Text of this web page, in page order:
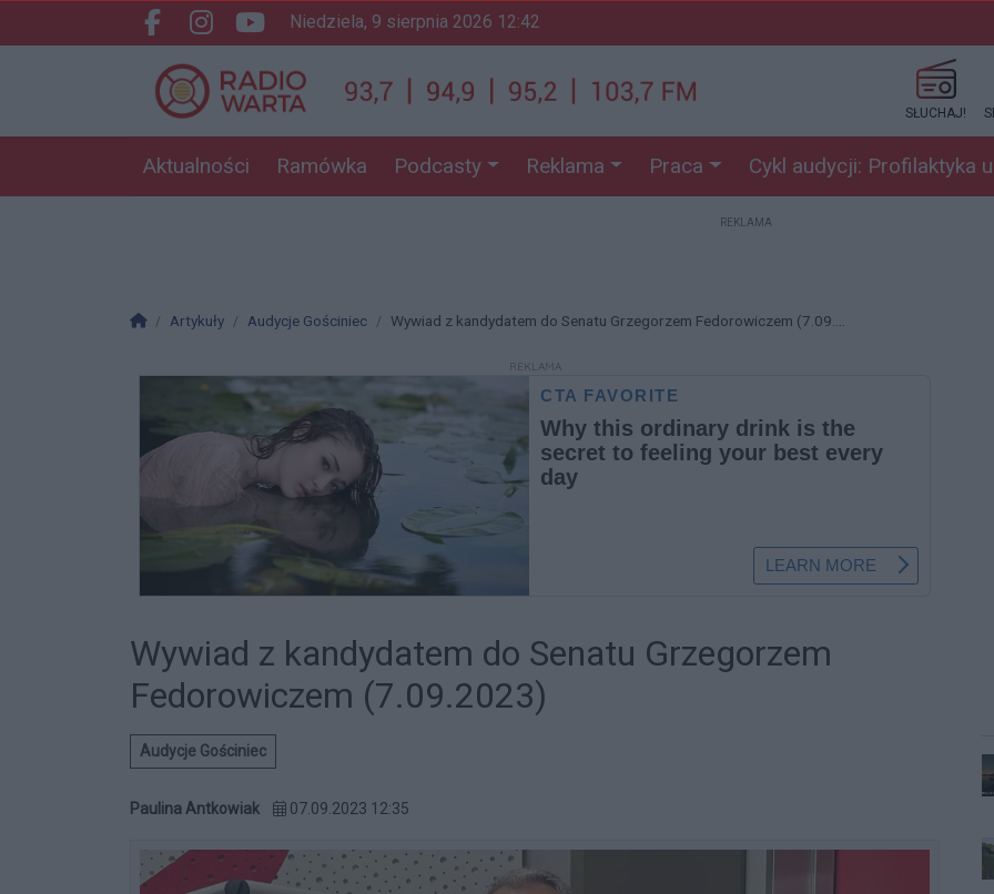
Facebook.com
Instagram.com
Youtube.com
niedziela, 9 sierpnia 2026 12:42
SŁUCHAJ!
Aktualności Ramówka Podcasty Reklama Praca Cykl audycji: Profilaktyka
REKLAMA
Strona główna
Artykuły Audycje Gościniec Wywiad z kandydatem do Senatu Grzegorzem Fedorowiczem (7.09....
REKLAMA
Wywiad z kandydatem do Senatu Grzegorzem
Fedorowiczem (7.09.2023)
Audycje Gościniec
Paulina Antkowiak 07.09.2023 12:35